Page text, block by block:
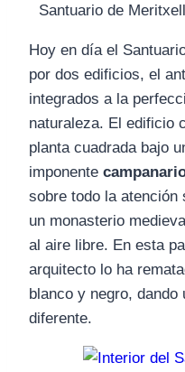
Santuario de
Hoy en día el
por dos edificios, el
integrados a la
naturaleza. El edificio
planta cuadrada bajo
imponente
sobre todo la atención
un monasterio
al aire libre. En esta
arquitecto lo ha
blanco y negro,
diferente.